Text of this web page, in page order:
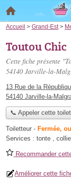
Accueil > Grand-Est >
Toutou Chic
Cette fiche présente
54140 Jarville-la-
13 Rue de la
54140 Jarville-la-
📞 Appeler cette
Toiletteur - Fermée,
Services : tonte ,
Recommander
Améliorer cette